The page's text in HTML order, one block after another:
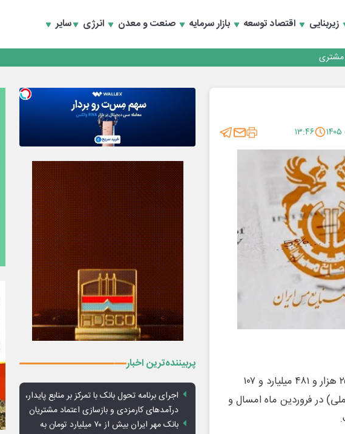
زیربنایی اقتصاد توسعه بازار سرمایه صنعت و معدن انرژی سایر
و بازسازی اعتماد مشتریان
مشتری
و بازسازی اعتماد مشتریان
۱۳:۴۶
بررسی آمارهای منتشر شده سامانه کدال حاکی از فروش ۲۵۴ هزار و ۴۸۱ میلیارد و ۱۰۷
در فروردین ماه امسال و
پربیننده‌ترین اخبار
اجرای برنامه تحول بانک با تمرکز بر منابع پایدار،
درآمدهای کارمزدی و بازسازی اعتماد مشتریان
بانک مهر ایران بیش از ۷۰ میلیارد تومان به